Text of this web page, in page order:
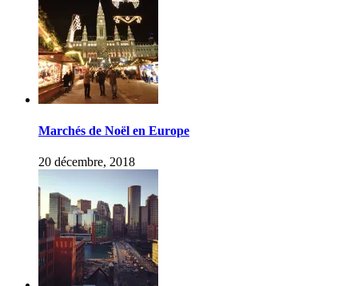
Marchés de Noël en Europe
20 décembre, 2018